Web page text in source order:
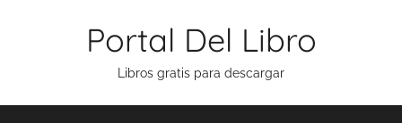
Portal Del Libro
Libros gratis para descargar